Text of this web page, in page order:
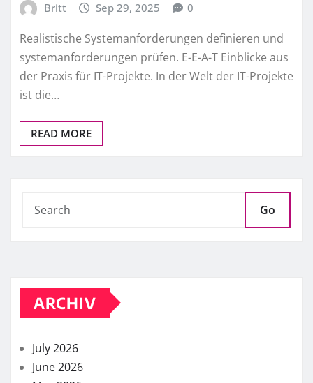
Britt Sep 29, 2025 0
Realistische Systemanforderungen definieren und
systemanforderungen prüfen. E-E-A-T Einblicke aus
der Praxis für IT-Projekte. In der Welt der IT-Projekte
ist die…
READ MORE
Go
ARCHIV
July 2026
June 2026